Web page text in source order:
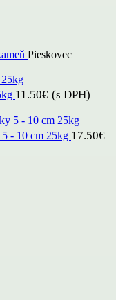
Pieskovec
11.50€ (s DPH)
- 10 cm 25kg 17.50€